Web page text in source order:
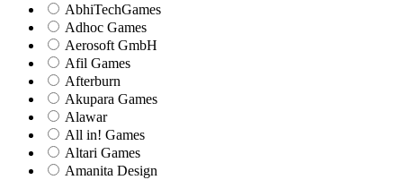
AbhiTechGames
Adhoc Games
Aerosoft GmbH
Afil Games
Afterburn
Akupara Games
Alawar
All in! Games
Altari Games
Amanita Design